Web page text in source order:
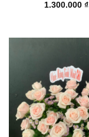
1.300.000 ₫